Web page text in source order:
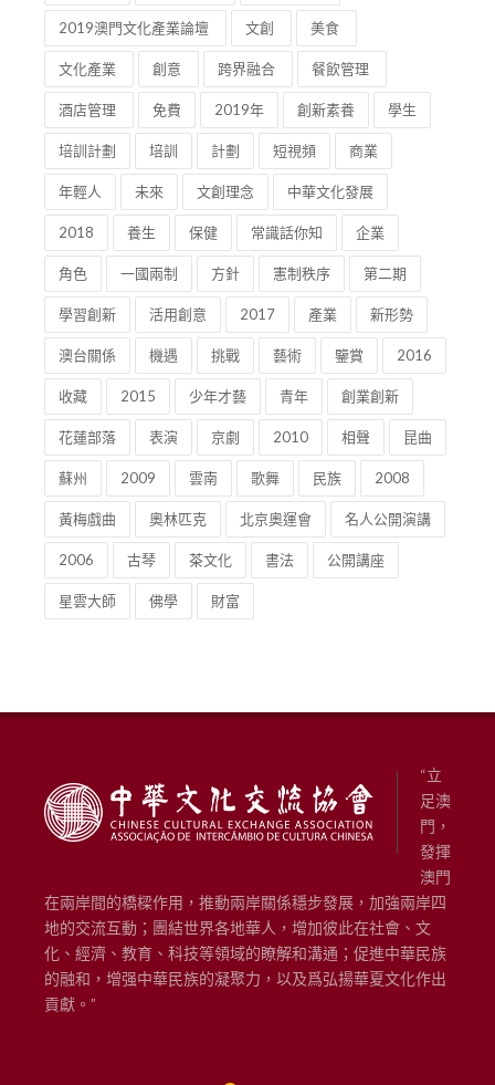
年輕人 未來 文創理念 中華文化發展
2018 養生 常識話你知 企業
角色 一國兩制 方針 憲制秩序 第二期
學習創新 活用創意 2017 產業 新形勢
澳台關係 機遇 挑戰 藝術 鑒賞
收藏 2015 少年才藝 青年 創業創新
花蓮部落 表演 京劇 2010 相聲 昆曲
蘇州 2009 雲南 歌舞 民族 2008
黃梅戲曲 奧林匹克 北京奧運會 名人公開演講
2006 古琴 茶文化 書法 公開講座
星雲大師 佛學 財富
化、經濟、教育、科技等領域的瞭解和溝通；促進中華民族
的融和，增强中華民族的凝聚力，以及爲弘揚華夏文化作出
貢獻。”
3,762,479
網站瀏覽計數